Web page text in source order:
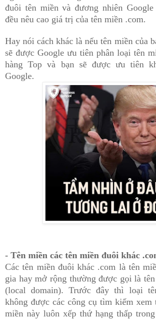
đuôi tên miền và đương nhiên
đều nêu cao giá trị của tên miền .com.
Hay nói cách khác là nếu tên miền của
sẽ được Google ưu tiên phân loại tên
hàng Top và bạn sẽ được ưu tiên
Google.
- Tên miền các tên miền đuôi khác
Các tên miền đuôi khác .com là tên
gia hay mở rộng thường được gọi là t
(local domain). Trước đây thì loại
không được các công cụ tìm kiếm xem
miền này luôn xếp thứ hạng thấp